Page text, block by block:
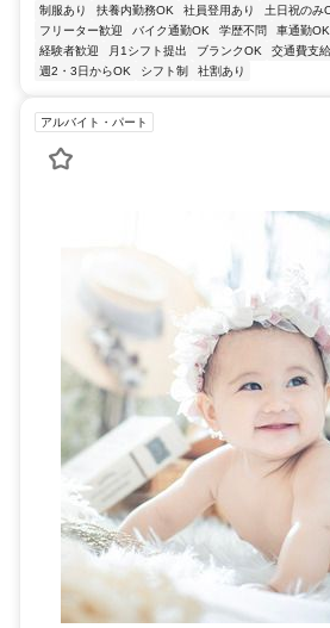
制服あり 扶養内勤務OK 社員登用あり 土日祝のみ
フリーター歓迎
バイク通勤OK 学歴不問 車通勤OK
経験者歓迎
月1シフト提出 ブランクOK 交通費支給
週2・3日からOK
シフト制 社割あり
アルバイト・パート